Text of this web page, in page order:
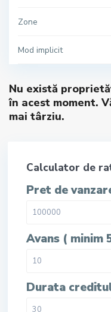
Zone
Mod implicit
Nu există
în acest moment.
mai târziu.
Calculator de
Pret de
Avans ( minim
Durata